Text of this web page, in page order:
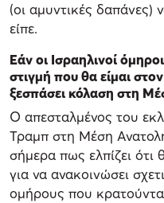
(οι αμυντικές δαπάνες)
είπε.
Εάν οι Ισραηλινοί
στιγμή που θα είμαι
ξεσπάσει κόλαση στη
Ο απεσταλμένος του
Τραμπ στη Μέση
σήμερα πως ελπίζει ότι
για να ανακοινώσει
ομήρους που